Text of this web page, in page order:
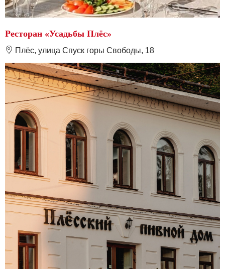
Ресторан «Усадьбы Плёс»
❽ Плёс, улица Спуск горы Свободы, 18